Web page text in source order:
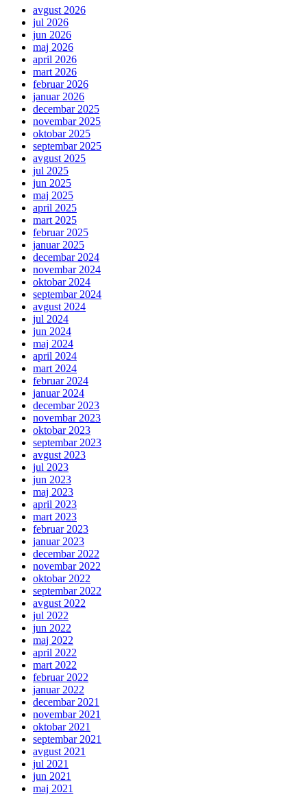
avgust 2026
jul 2026
jun 2026
maj 2026
april 2026
mart 2026
februar 2026
januar 2026
decembar 2025
novembar 2025
oktobar 2025
septembar 2025
avgust 2025
jul 2025
jun 2025
maj 2025
april 2025
mart 2025
februar 2025
januar 2025
decembar 2024
novembar 2024
oktobar 2024
septembar 2024
avgust 2024
jul 2024
jun 2024
maj 2024
april 2024
mart 2024
februar 2024
januar 2024
decembar 2023
novembar 2023
oktobar 2023
septembar 2023
avgust 2023
jul 2023
jun 2023
maj 2023
april 2023
mart 2023
februar 2023
januar 2023
decembar 2022
novembar 2022
oktobar 2022
septembar 2022
avgust 2022
jul 2022
jun 2022
maj 2022
april 2022
mart 2022
februar 2022
januar 2022
decembar 2021
novembar 2021
oktobar 2021
septembar 2021
avgust 2021
jul 2021
jun 2021
maj 2021